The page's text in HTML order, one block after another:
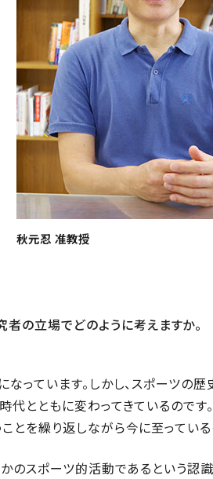
秋元忍 准教授
の立場でどのように考えますか。
っています。しかし、スポーツの
とともに変わってきているのです。
とを繰り返しながら今に至っている
のスポーツ的活動であるという認